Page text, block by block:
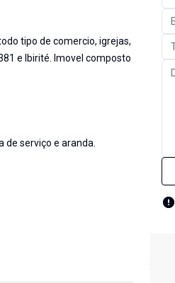
tipo de comercio, igrejas,
e Ibirité. Imovel composto
de serviço e aranda.